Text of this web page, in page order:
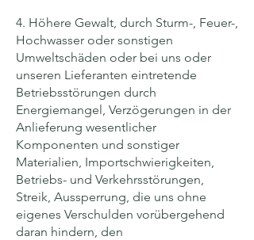
4. Höhere Gewalt, durch Sturm-, Feuer-,
Hochwasser oder sonstigen
Umweltschäden oder bei uns oder
unseren Lieferanten eintretende
Betriebsstörungen durch
Energiemangel, Verzögerungen in der
Anlieferung wesentlicher
Komponenten und sonstiger
Materialien, Importschwierigkeiten,
Betriebs- und Verkehrsstörungen,
Streik, Aussperrung, die uns ohne
eigenes Verschulden vorübergehend
daran hindern, den